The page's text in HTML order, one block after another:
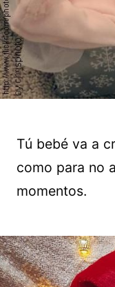
Tú bebé va a
como para no
momentos.